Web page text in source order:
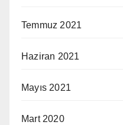
Temmuz 2021
Haziran 2021
Mayıs 2021
Mart 2020